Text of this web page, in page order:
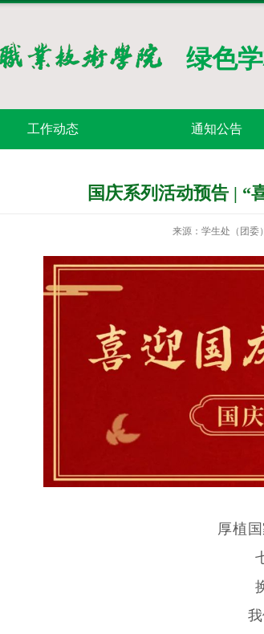
绿色
工作动态 通知公告
国庆系列活动预告 | “
来源：学生处（团委）
厚植